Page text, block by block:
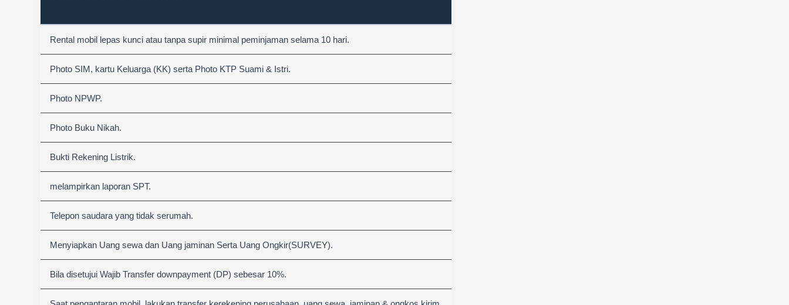
Rental mobil lepas kunci atau tanpa supir minimal peminjaman selama 10 hari.
Photo SIM, kartu Keluarga (KK) serta Photo KTP Suami & Istri.
Photo NPWP.
Photo Buku Nikah.
Bukti Rekening Listrik.
melampirkan laporan SPT.
Telepon saudara yang tidak serumah.
Menyiapkan Uang sewa dan Uang jaminan Serta Uang Ongkir(SURVEY).
Bila disetujui Wajib Transfer downpayment (DP) sebesar 10%.